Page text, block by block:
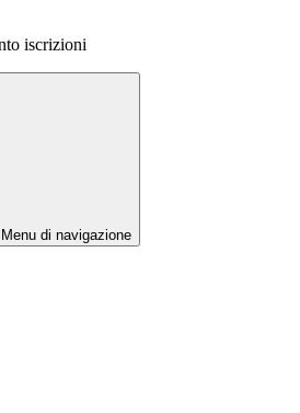
iscrizioni
Menu di navigazione